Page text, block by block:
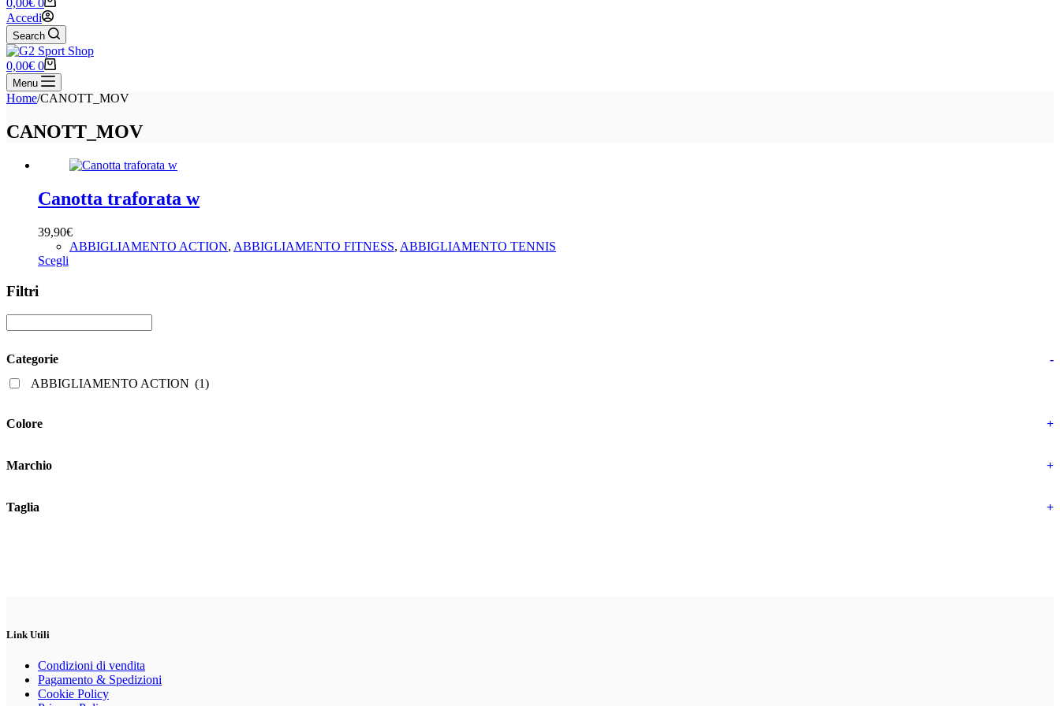
0,00€ 0
Accedi
Search
Carrello
0,00€ 0
Menu
Home/CANOTT_MOV
CANOTT_MOV
Canotta traforata w
39,90€
ABBIGLIAMENTO ACTION, ABBIGLIAMENTO FITNESS, ABBIGLIAMENTO TENNIS
Scegli
varianti.
Le
scelte
Filtri
Categorie
-
ABBIGLIAMENTO ACTION (1)
Colore +
Marchio +
Taglia +
Link Utili
Condizioni di vendita
Pagamento & Spedizioni
Cookie Policy